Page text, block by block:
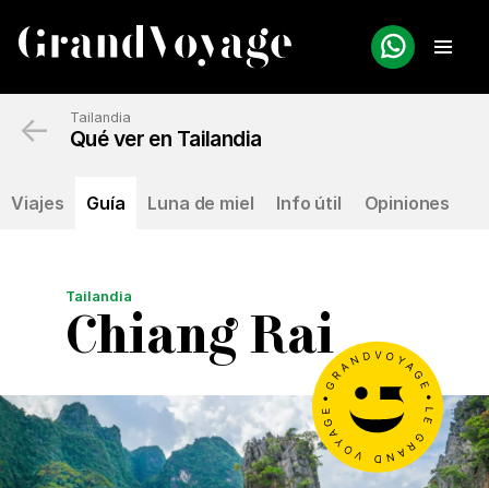
Tailandia
Qué ver en Tailandia
Viajes Guía Luna de miel Info útil Opiniones
←
Tailandia
Chiang Rai